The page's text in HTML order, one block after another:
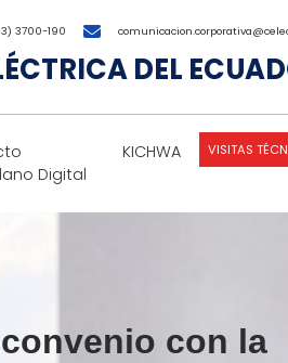
3700-190
DEL
Digital
KICHWA VISITAS
con la